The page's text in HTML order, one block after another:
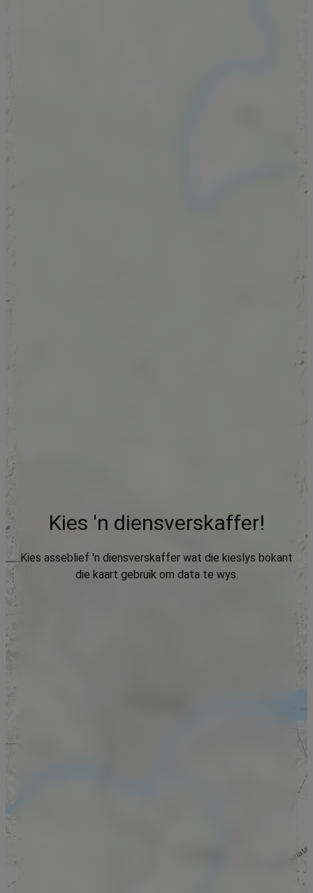
Kies 'n diensverskaffer!
Kies asseblief 'n diensverskaffer wat die kieslys bokant
die kaart gebruik om data te wys.